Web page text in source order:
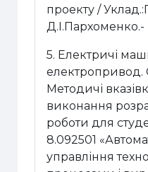
проекту/
Д.І.Пархоменко.-
5. Електричі
електропривод.
Методичі вказі
виконання
роботи для
8.092501
управління